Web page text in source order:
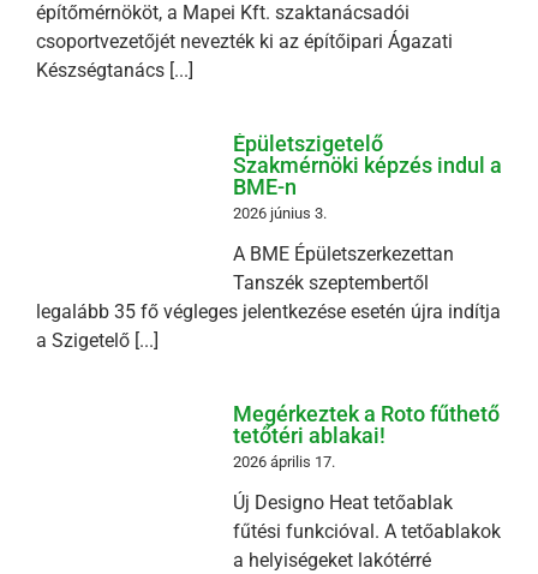
építőmérnököt, a Mapei Kft. szaktanácsadói
csoportvezetőjét nevezték ki az építőipari Ágazati
Készségtanács [...]
Épületszigetelő
Szakmérnöki képzés indul a
BME-n
2026 június 3.
A BME Épületszerkezettan
Tanszék szeptembertől
legalább 35 fő végleges jelentkezése esetén újra indítja
a Szigetelő [...]
Megérkeztek a Roto fűthető
tetőtéri ablakai!
2026 április 17.
Új Designo Heat tetőablak
fűtési funkcióval. A tetőablakok
a helyiségeket lakótérré